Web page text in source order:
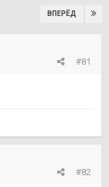
ВПЕРЁД
#81
#82